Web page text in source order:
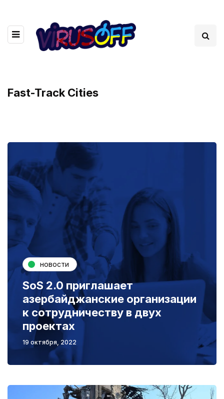
Fast-Track Cities
новости
SoS 2.0 приглашает
азербайджанские организации
к сотрудничеству в двух
проектах
19 октября, 2022